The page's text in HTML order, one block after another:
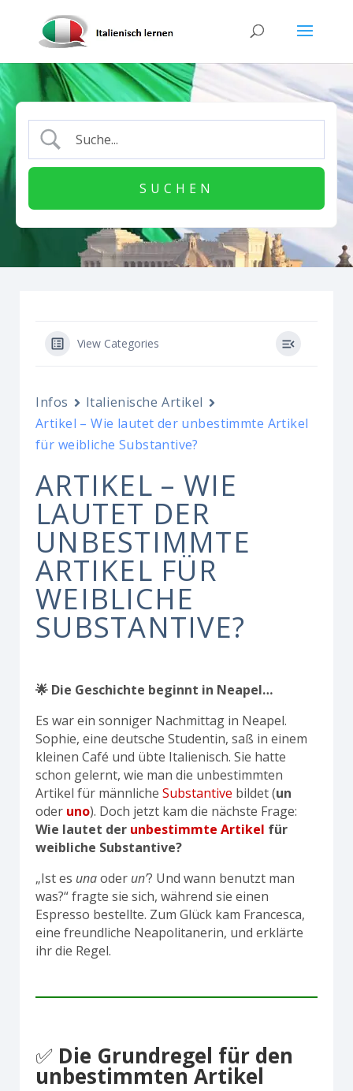
View Categories
Infos
Italienische Artikel
Artikel – Wie lautet der unbestimmte Artikel
für weibliche Substantive?
ARTIKEL – WIE
LAUTET DER
UNBESTIMMTE
ARTIKEL FÜR
WEIBLICHE
SUBSTANTIVE?
🌟 Die Geschichte beginnt in Neapel…
Es war ein sonniger Nachmittag in Neapel.
Sophie, eine deutsche Studentin, saß in einem
kleinen Café und übte Italienisch. Sie hatte
schon gelernt, wie man die unbestimmten
Artikel für männliche Substantive bildet (un
oder uno). Doch jetzt kam die nächste Frage:
Wie lautet der unbestimmte Artikel für
weibliche Substantive?
„Ist es unaoder un’? Und wann benutzt man
was?“ fragte sie sich, während sie einen
Espresso bestellte. Zum Glück kam Francesca,
eine freundliche Neapolitanerin, und erklärte
ihr die Regel.
✅ Die Grundregel für den
unbestimmten Artikel